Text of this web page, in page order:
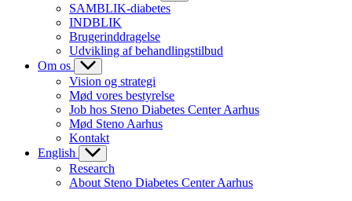
SAMBLIK-diabetes
INDBLIK
Brugerinddragelse
Udvikling af behandlingstilbud
Om os
Vision og strategi
Mød vores bestyrelse
Job hos Steno Diabetes Center Aarhus
Mød Steno Aarhus
Kontakt
English
Research
About Steno Diabetes Center Aarhus